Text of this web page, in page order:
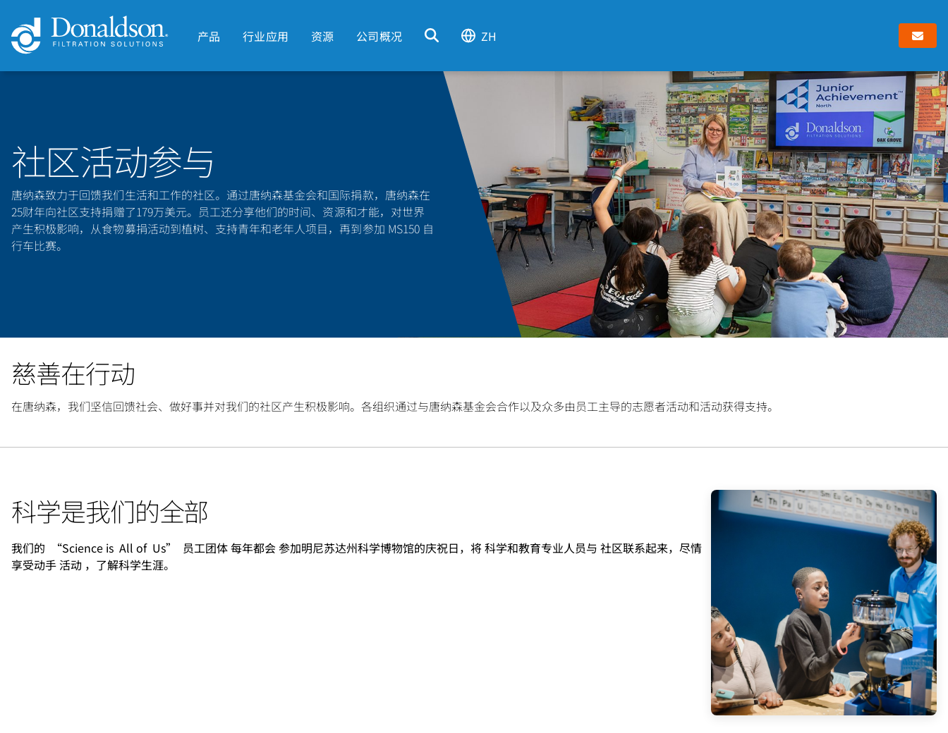
产品 行业应用 资源 公司概况 ZH
社区活动参与
唐纳森致力于回馈我们生活和工作的社区。通过唐纳森基金会和国际捐款，唐纳森在
25财年向社区支持捐赠了179万美元。员工还分享他们的时间、资源和才能，对世界
产生积极影响，从食物募捐活动到植树、支持青年和老年人项目，再到参加 MS150 自
行车比赛。
慈善在行动
在唐纳森，我们坚信回馈社会、做好事并对我们的社区产生积极影响。各组织通过与唐纳森基金会合作以及众多由员工主导的志愿者活动和活动获得支持。
科学是我们的全部
我们的 “Science is All of Us” 员工团体 每年都会 参加明尼苏达州科学博物馆的庆祝日，将 科学和教育专业人员与 社区联系起来，尽情
享受动手 活动 ，了解科学生涯。